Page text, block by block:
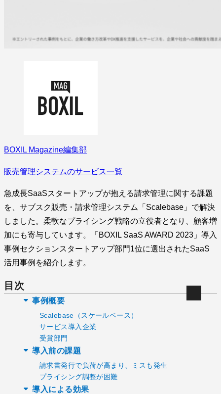
BOXIL Magazine編集部
販売管理システムのサービス一覧
急成長SaaSスタートアップが抱える請求管理に関する課題
を、サブスク販売・請求管理システム「Scalebase」で解決
しました。柔軟なプライシング戦略の立役者となり、顧客増
加にも寄与しています。「BOXIL SaaS AWARD 2023」導入
事例セクションスタートアップ部門1位に選出されたSaaS
活用事例を紹介します。
目次
事例概要
Scalebase（スケールベース）
サービス導入企業
受賞部門
導入前の課題
請求書発行で負荷が高まり、ミスも発生
プライシング調整が困難
導入による効果